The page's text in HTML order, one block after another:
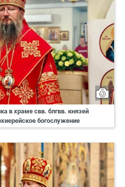
в храме свв. блгвв. князей
богослужение